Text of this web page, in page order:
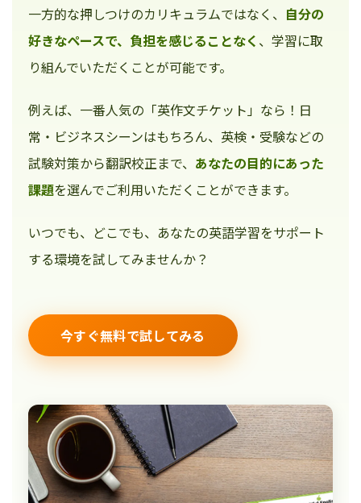
一方的な押しつけのカリキュラムではなく、 自分の
好きなペースで、負担を感じることなく 、学習に取
り組んでいただくことが可能です。
例えば、一番人気の「英作文チケット」なら！日
常・ビジネスシーンはもちろん、英検・受験などの
試験対策から翻訳校正まで、 あなたの目的にあった
課題を選んでご利用いただくことができます。
いつでも、どこでも、あなたの英語学習をサポート
する環境を試してみませんか？
今すぐ無料で試してみる